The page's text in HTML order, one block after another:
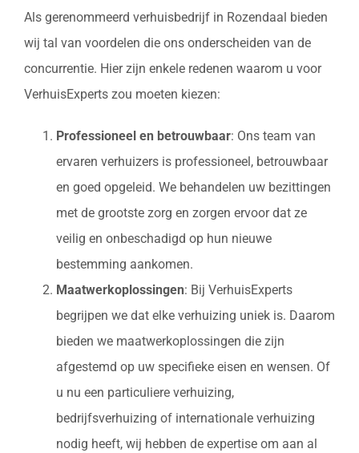
Als gerenommeerd verhuisbedrijf in Rozendaal bieden
wij tal van voordelen die ons onderscheiden van de
concurrentie. Hier zijn enkele redenen waarom u voor
VerhuisExperts zou moeten kiezen:
Professioneel en betrouwbaar: Ons team van
ervaren verhuizers is professioneel, betrouwbaar
en goed opgeleid. We behandelen uw bezittingen
met de grootste zorg en zorgen ervoor dat ze
veilig en onbeschadigd op hun nieuwe
bestemming aankomen.
Maatwerkoplossingen: Bij VerhuisExperts
begrijpen we dat elke verhuizing uniek is. Daarom
bieden we maatwerkoplossingen die zijn
afgestemd op uw specifieke eisen en wensen. Of
u nu een particuliere verhuizing,
bedrijfsverhuizing of internationale verhuizing
nodig heeft, wij hebben de expertise om aan al